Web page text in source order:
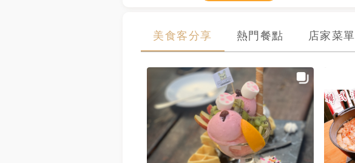
美食客分享 熱門餐點 店家菜單